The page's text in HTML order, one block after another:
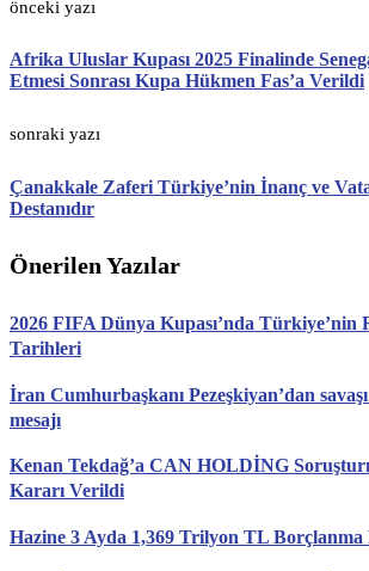
önceki yazı
Afrika Uluslar Kupası 2025 Finalinde
Etmesi Sonrası Kupa Hükmen Fas’a Verildi
sonraki yazı
Çanakkale Zaferi Türkiye’nin İnanç ve
Destanıdır
Önerilen Yazılar
2026 FIFA Dünya Kupası’nda Türkiye’nin
Tarihleri
İran Cumhurbaşkanı Pezeşkiyan’dan
mesajı
Kenan Tekdağ’a CAN HOLDİNG
Kararı Verildi
Hazine 3 Ayda 1,369 Trilyon TL Borçlanma